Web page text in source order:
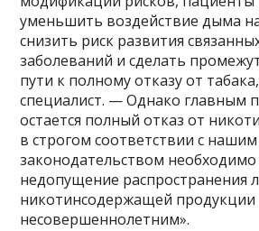
уменьшить воздействие дыма
снизить риск развития
заболеваний и сделать
пути к полному отказу от
специалист. — Однако главным
остается полный отказ от
в строгом соответствии с нашим
законодательством необходимо
недопущение распространения
никотинсодержащей продукции
несовершеннолетним».